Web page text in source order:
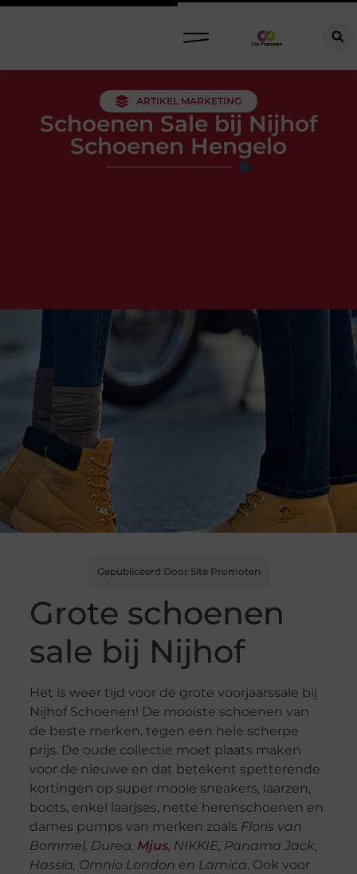
ARTIKEL MARKETING
Schoenen Sale bij Nijhof
Schoenen Hengelo
Gepubliceerd Door Site Promoten
Grote schoenen
sale bij Nijhof
Het is weer tijd voor de grote voorjaarssale bij
Nijhof Schoenen! De mooiste schoenen van
de beste merken, tegen een hele scherpe
prijs. De oude collectie moet plaats maken
voor de nieuwe en dat betekent spetterende
kortingen op super mooie sneakers, laarzen,
boots, enkel laarjses, nette herenschoenen en
dames pumps van merken zoals Floris van
Bommel, Durea, Mjus, NIKKIE, Panama Jack,
Hassia, Omnio London en Lamica. Ook voor